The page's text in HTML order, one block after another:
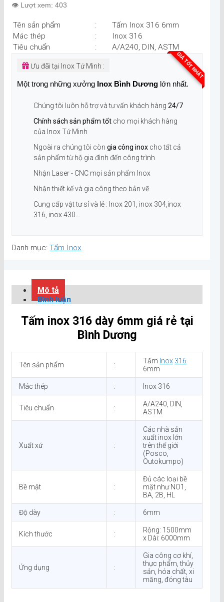
👁️ Lượt xem: 403
Tên sản phẩm :
Tấm Inox 316 6mm
Mác thép
:
Inox 316
Tiêu chuẩn
: A/A240, DIN, ASTM
GIÁ TỐT NHẤT
Ưu đãi tại Inox Tứ Minh :
Một trong những xưởng Inox Bình Dương lớn nhất.
Chúng tôi luôn hỗ trợ và tư vấn khách hàng 24/7
Chính sách sản phẩm tốt cho mọi khách hàng
của Inox Tứ Minh
Ngoài ra chúng tôi còn gia công inox cho tất cả
sản phẩm từ hộ gia đình đến công trình
Nhận Laser - CNC mọi sản phẩm Inox
Nhận thiết kế và gia công theo bản vẽ
Cung cấp vật tư sỉ và lẻ : Inox 201, inox 304,inox
316, inox 430...
Danh mục: Tấm Inox
Mô tả
Bình luận
Tấm inox 316 dày 6mm giá rẻ tại
Bình Dương
Tên sản phẩm : Tấm Inox 316
6mm
Mác thép : Inox 316
Tiêu chuẩn :
A/A240, DIN,
ASTM
Xuất xứ :
Các nhà sản
xuất inox lớn
trên thế giới
(Posco,
Outokumpo)
Bề mặt :
Đủ các loại bề
mặt như NO1,
BA, 2B, HL
Độ dày : 6mm
Kích thước :
Rộng: 1500mm
x Dài: 6000mm
Ứng dụng :
Gia công cơ khí,
thực phẩm, thủy
sản, hóa chất, xi
măng, đóng tàu